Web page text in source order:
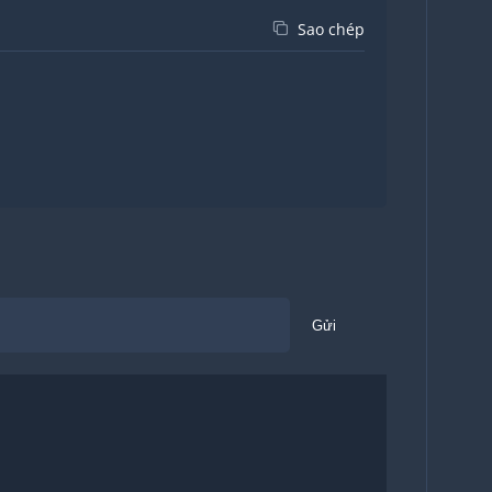
Sao chép
Gửi